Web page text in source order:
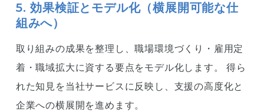
5. 効果検証とモデル化（横展開可能な仕
組みへ）
取り組みの成果を整理し、職場環境づくり・雇用定
着・職域拡大に資する要点をモデル化します。 得ら
れた知見を当社サービスに反映し、支援の高度化と
企業への横展開を進めます。